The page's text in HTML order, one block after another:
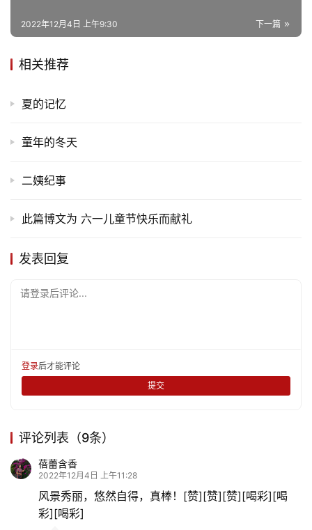
下一篇
2022年12月4日 上午9:30
相关推荐
夏的记忆
童年的冬天
二姨纪事
此篇博文为 六一儿童节快乐而献礼
发表回复
请登录后评论...
登录后才能评论
提交
评论列表（9条）
蓓蕾含香
2022年12月4日 上午11:28
风景秀丽，悠然自得，真棒！[赞][赞][赞][喝彩][喝
彩][喝彩]